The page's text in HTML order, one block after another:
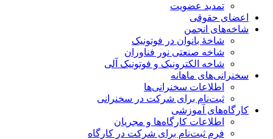
تمدید عضویت
اعضای حقوقی
شاخه‌های انجمن
شاخۀ بانوان در فوتونیک
شاخه صنعتی نور فناوران
شاخه‌ الکترونیک و فوتونیک آلی
سخنرانی‌های ماهانه
اطلاعات سخنرانی‌‌ها
ثبت‌نام برای شرکت در سخنرانی
کارگاه‌های آموزشی
اطلاعات کارگاه‌ها و مجریان
فرم ثبت‌نام برای شرکت در کارگاه